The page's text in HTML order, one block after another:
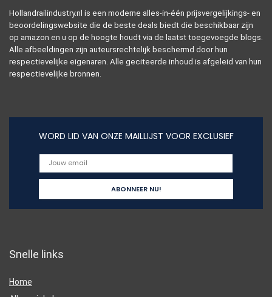
Hollandrailindustry.nl is een moderne alles-in-één prijsvergelijkings- en
beoordelingswebsite die de beste deals biedt die beschikbaar zijn
op amazon en u op de hoogte houdt via de laatst toegevoegde blogs.
Alle afbeeldingen zijn auteursrechtelijk beschermd door hun
respectievelijke eigenaren. Alle geciteerde inhoud is afgeleid van hun
respectievelijke bronnen.
WORD LID VAN ONZE MAILLIJST VOOR EXCLUSIEF
Snelle links
Home